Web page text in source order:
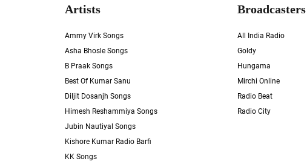
Artists
Ammy Virk Songs
Asha Bhosle Songs
B Praak Songs
Best Of Kumar Sanu
Diljit Dosanjh Songs
Himesh Reshammiya Songs
Jubin Nautiyal Songs
Kishore Kumar Radio Barfi
KK Songs
Broadcasters
All India Radio
Goldy
Hungama
Mirchi Online
Radio Beat
Radio City